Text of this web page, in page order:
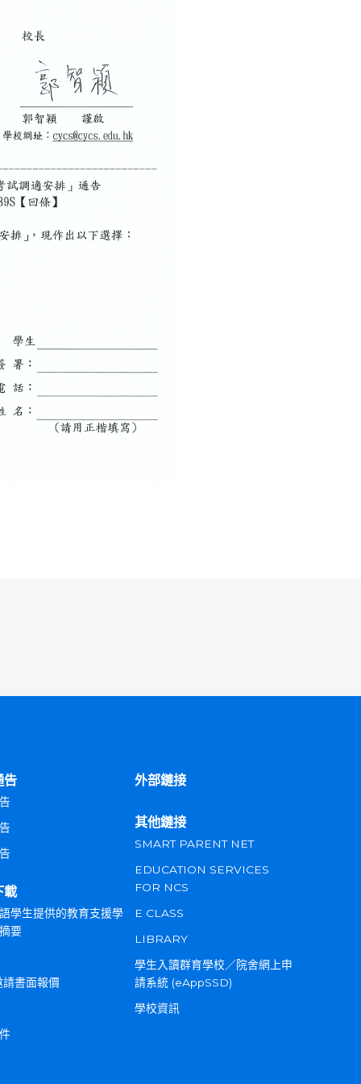
告
載
學生提供的教育支援學
要
書面報價
外部鏈接
其他鏈接
SMART PARENT NET
EDUCATION SERVICES
FOR NCS
E CLASS
LIBRARY
學生入讀群育學校／院舍網上申
請系統 (eAppSSD)
學校資訊